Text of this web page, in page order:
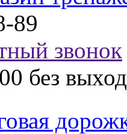
89
звонок
без